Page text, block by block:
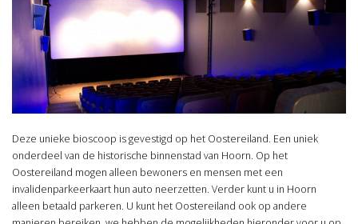
Deze unieke bioscoop is gevestigd op het Oostereiland. Een uniek
onderdeel van de historische binnenstad van Hoorn. Op het
Oostereiland mogen alleen bewoners en mensen met een
invalidenparkeerkaart hun auto neerzetten. Verder kunt u in Hoorn
alleen betaald parkeren. U kunt het Oostereiland ook op andere